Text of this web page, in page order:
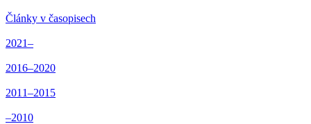
Články v časopisech
2021–
2016–2020
2011–2015
–2010